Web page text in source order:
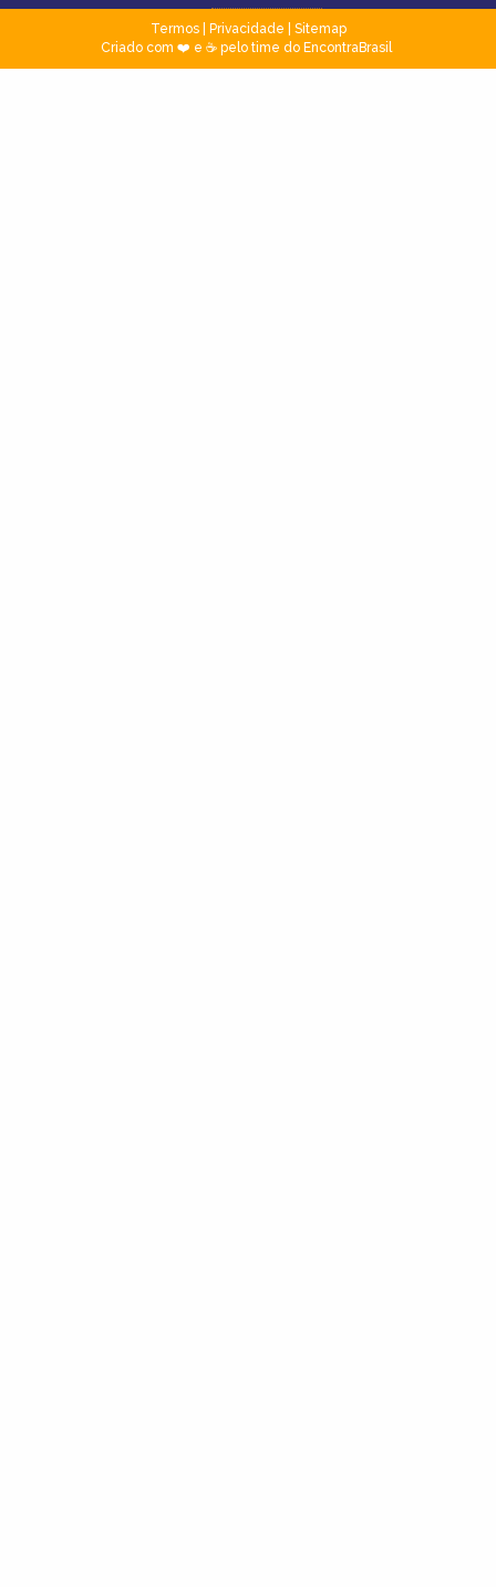
Termos| Privacidade
Sitemap
Criado com ❤️ e ☕ pelo time do EncontraBrasil